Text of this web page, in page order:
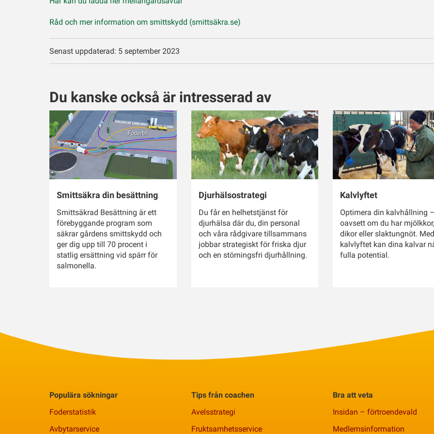
Råd och mer information om smittskydd (smittsäkra.se)
Senast uppdaterad: 5 september 2023
Du kanske också är intresserad av
Smittsäkra din besättning
Smittsäkrad Besättning är ett
förebyggande program som
säkrar gårdens smittskydd och
ger dig upp till 70 procent i
statlig ersättning vid spärr för
salmonella.
Djurhälsostrategi
Du får en helhetstjänst för
djurhälsa där du, din personal
och våra rådgivare tillsammans
jobbar strategiskt för friska djur
och en störningsfri djurhållning.
Kalvlyftet
Optimera din kalvhållning
oavsett om du har mjölkkor,
dikor eller slaktungnöt. Med
kalvlyftet kan dina kalvar
fulla potential.
Populära sökningar
Foderstatistik
Avbytarservice
Tips från coachen
Avelsstrategi
Fruktsamhetsservice
Bra att veta
Insidan – förtroendevald
Medlemsinformation